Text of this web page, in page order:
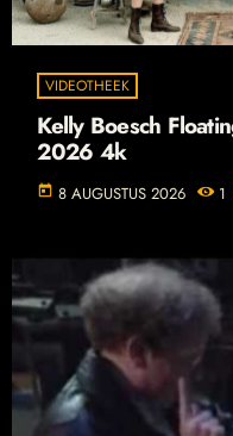
VIDEOTHEEK
Kelly Boesch Floating High REMAKE VID July
2026 4k
today 8 AUGUSTUS 2026 1